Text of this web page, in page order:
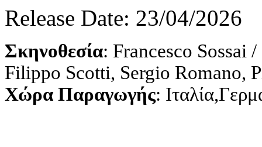
Release Date: 23/04/2026
Σκηνοθεσία: Francesco Sossai
Filippo Scotti, Sergio Romano,
Χώρα Παραγωγής: